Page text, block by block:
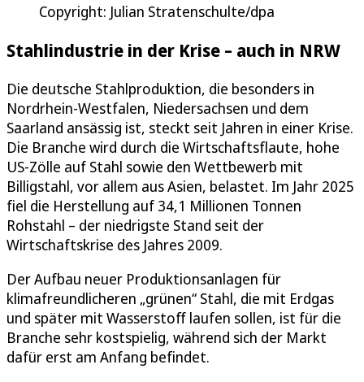
Copyright: Julian Stratenschulte/dpa
Stahlindustrie in der Krise – auch in NRW
Die deutsche Stahlproduktion, die besonders in
Nordrhein-Westfalen, Niedersachsen und dem
Saarland ansässig ist, steckt seit Jahren in einer Krise.
Die Branche wird durch die Wirtschaftsflaute, hohe
US-Zölle auf Stahl sowie den Wettbewerb mit
Billigstahl, vor allem aus Asien, belastet. Im Jahr 2025
fiel die Herstellung auf 34,1 Millionen Tonnen
Rohstahl – der niedrigste Stand seit der
Wirtschaftskrise des Jahres 2009.
Der Aufbau neuer Produktionsanlagen für
klimafreundlicheren „grünen“ Stahl, die mit Erdgas
und später mit Wasserstoff laufen sollen, ist für die
Branche sehr kostspielig, während sich der Markt
dafür erst am Anfang befindet.